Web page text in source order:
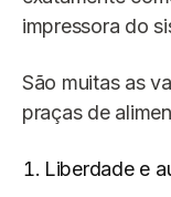
impressora do
São muitas as
praças de
Liberdade e